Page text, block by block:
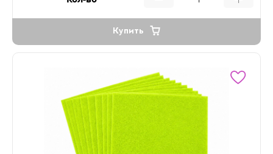
Купить